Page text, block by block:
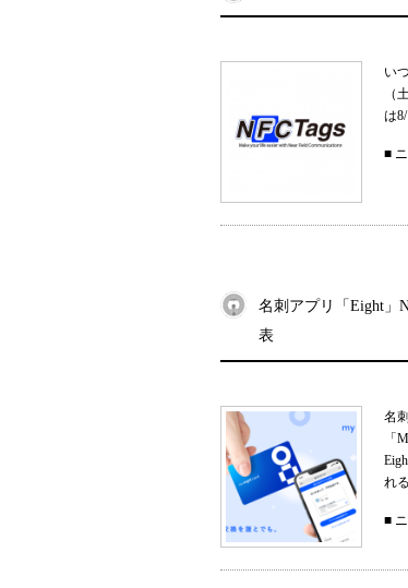
い
（
は
■
名刺アプリ「Eight」
表
名
「
れ
■